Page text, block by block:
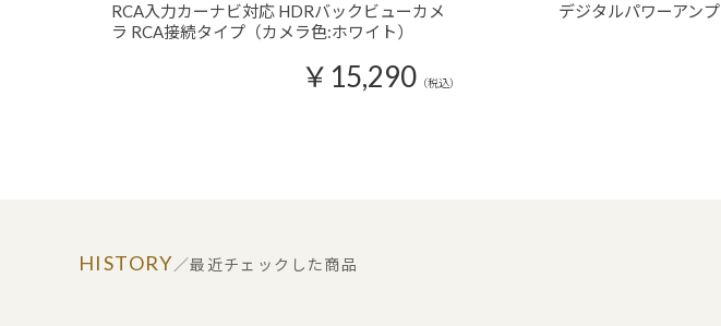
RCA入力カーナビ対応 HDRバックビューカメ
ラ RCA接続タイプ（カメラ色:ホワイト）
￥15,290 （税込）
デジタルパワーアンプ
HISTORY／最近チェックした商品